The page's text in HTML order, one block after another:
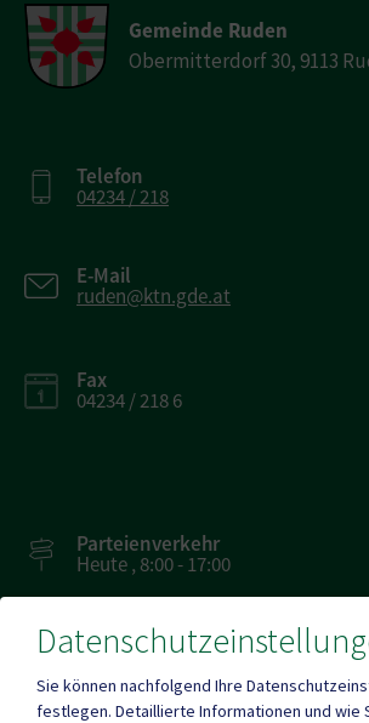
Gemeinde Ruden
Obermitterdorf 30, 9113
Telefon
04234 / 218
E-Mail
ruden@ktn.gde.at
Fax
04234 / 218 6
Parteienverkehr
Heute , 8:00 - 17:00
Amtsstunden
Sie können nachfolgend Ihre
festlegen. Detaillierte Informationen und wie